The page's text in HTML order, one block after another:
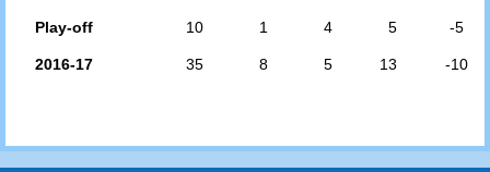
Play-off 10 1 4 5 -5
2016-17 35 8 5 13 -10